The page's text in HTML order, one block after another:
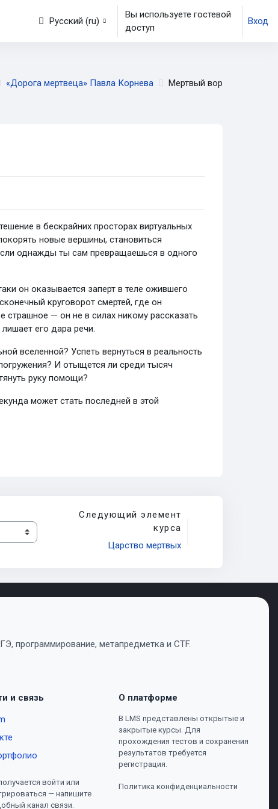
Русский ‎(ru)‎
Вы используете гостевой
доступ
Вход
«Дорога мертвеца» Павла Корнева Мертвый вор
в бескрайних просторах виртуальных
новые вершины, становиться
однажды ты сам превращаешься в одного
он оказывается заперт в теле ожившего
круговорот смертей, где он
страшное — он не в силах никому рассказать
его дара речи.
вселенной? Успеть вернуться в реальность
И отыщется ли среди тысяч
руку помощи?
может стать последней в этой
Следующий элемент
курса
Царство мертвых
программирование, метапредметка и CTF.
и связь
войти или
— напишите
канал связи.
О платформе
В LMS представлены открытые и
закрытые курсы. Для
прохождения тестов и сохранения
результатов требуется
регистрация.
Политика конфиденциальности